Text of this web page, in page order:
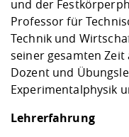
und der
Professor für
Technik und
seiner gesamten Zeit
Dozent und
Experimentalphysik
Lehrerfahrung